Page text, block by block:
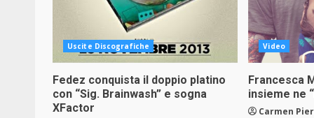
Uscite Discografiche
Fedez conquista il doppio platino
con “Sig. Brainwash” e sogna
XFactor
Video
Francesca
insieme ne
Carmen